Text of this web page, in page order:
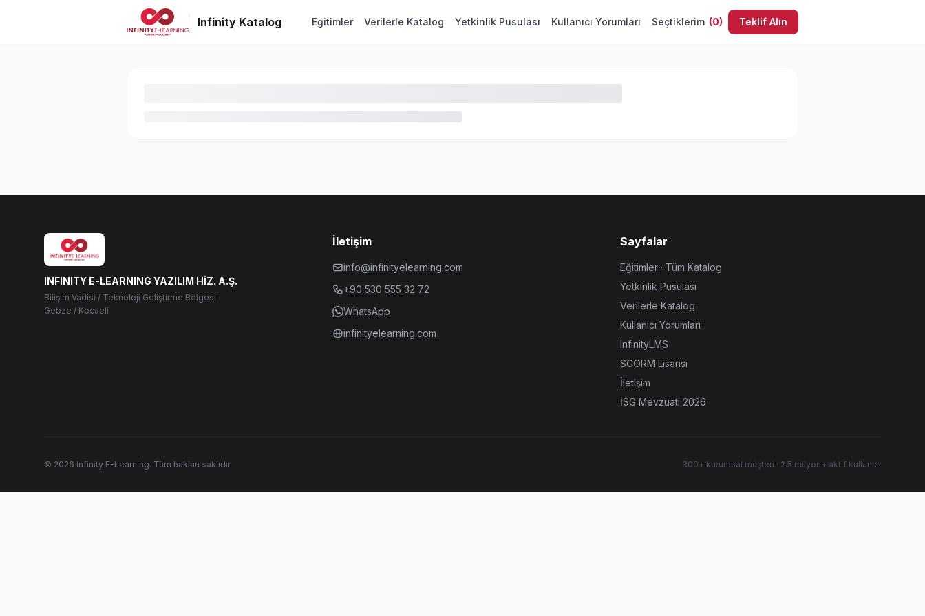
Infinity Katalog Eğitimler Verilerle Katalog Yetkinlik Pusulası Kullanıcı Yorumları Seçtiklerim (0) Teklif Alın
INFINITY E-LEARNING YAZILIM HİZ. A.Ş.
Bilişim Vadisi / Teknoloji Geliştirme Bölgesi
Gebze / Kocaeli
İletişim
info@infinityelearning.com
+90 530 555 32 72
WhatsApp
infinityelearning.com
Sayfalar
Eğitimler · Tüm Katalog
Yetkinlik Pusulası
Verilerle Katalog
Kullanıcı Yorumları
InfinityLMS
SCORM Lisansı
İletişim
İSG Mevzuatı 2026
© 2026 Infinity E-Learning. Tüm hakları saklıdır. 300+ kurumsal müşteri · 2.5 milyon+ aktif kullanıcı